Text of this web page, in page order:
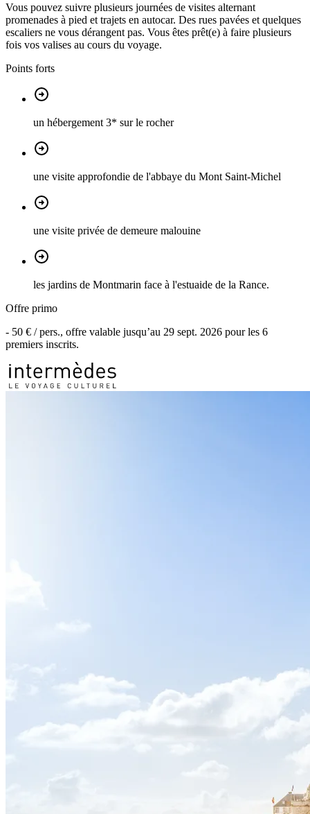
Vous pouvez suivre plusieurs journées de visites alternant
promenades à pied et trajets en autocar. Des rues pavées et quelques
escaliers ne vous dérangent pas. Vous êtes prêt(e) à faire plusieurs
fois vos valises au cours du voyage.
Points forts
un hébergement 3* sur le rocher
une visite approfondie de l'abbaye du Mont Saint-Michel
une visite privée de demeure malouine
les jardins de Montmarin face à l'estuaide de la Rance.
Offre primo
- 50 € / pers., offre valable jusqu’au 29 sept. 2026 pour les 6
premiers inscrits.